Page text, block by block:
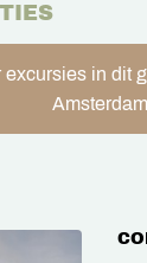
excursies in dit
Amsterdam